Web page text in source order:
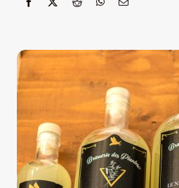
LE VELAY RECRUTE
LA ROUTE DES PRODUCTEURS
NOUS CONTACTER